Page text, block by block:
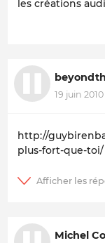
les créations
19 juin 2010
http://
plus-fort-que-toi/
Michel